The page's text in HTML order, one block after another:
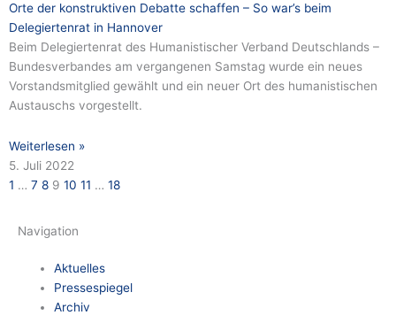
Navigation
Aktuelles
Pressespiegel
Archiv
Orte der konstruktiven Debatte schaffen – So war’s beim
Delegiertenrat in Hannover
Beim Delegiertenrat des Humanistischer Verband Deutschlands –
Bundesverbandes am vergangenen Samstag wurde ein neues
Vorstandsmitglied gewählt und ein neuer Ort des humanistischen
Austauschs vorgestellt.
Weiterlesen »
5. Juli 2022
1 … 7 8 9 10 11 … 18